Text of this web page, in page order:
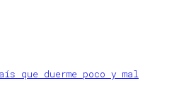
que duerme poco y mal